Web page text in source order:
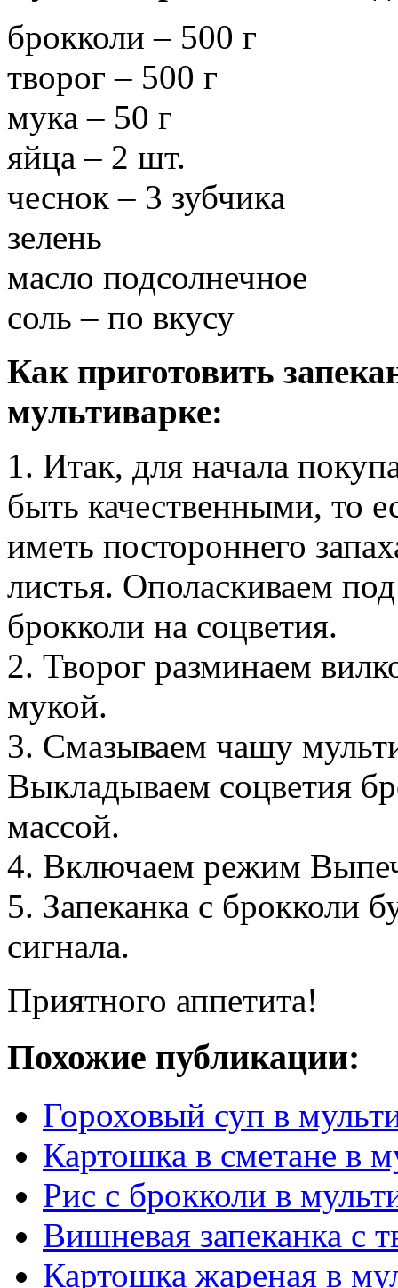
брокколи – 500 г
творог – 500 г
мука – 50 г
яйца – 2 шт.
чеснок – 3 зубчика
зелень
масло подсолнечное
соль – по вкусу
Как приготовить
мультиварке:
1. Итак, для начала
быть качественными, то
иметь постороннего
листья. Ополаскиваем
брокколи на соцветия.
2. Творог разминаем
мукой.
3. Смазываем чашу
Выкладываем соцветия
массой.
4. Включаем режим
5. Запеканка с брокколи
сигнала.
Приятного аппетита!
Похожие публикации:
Гороховый суп в
Картошка в сметане в
Рис с брокколи в
Вишневая запеканка с
Картошка жареная в